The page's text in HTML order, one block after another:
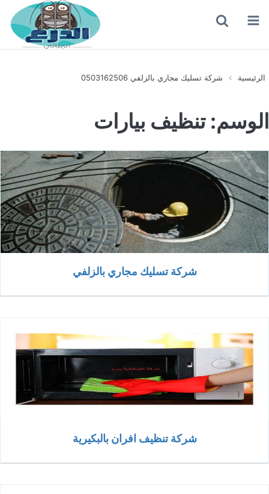
القائمة
الرئيسية شركة تسليك مجاري بالزلفي 0503162506
الوسم:تنظيف بيارات
شركة تسليك مجاري بالزلفي
شركة تنظيف افران بالبكيرية